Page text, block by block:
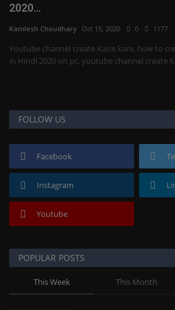
2020...
Kamlesh Choudhary Oct 15, 2020 0 1177
Youtube channel create Kaise kare, how to
in Hindi 2020 on pc, youtube channel create
FOLLOW US
Facebook
Instagram
Youtube
POPULAR POSTS
This Week This Month